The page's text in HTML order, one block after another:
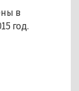
в
год.